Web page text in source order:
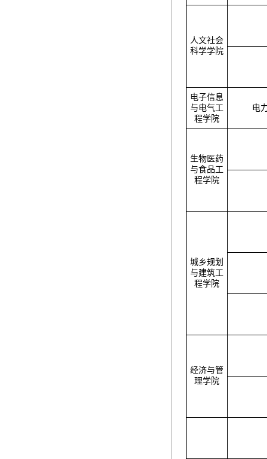
人文社会
科学学院
电子信息
与电气工
程学院
电
生物医药
与食品工
程学院
城乡规划
与建筑工
程学院
经济与管
理学院